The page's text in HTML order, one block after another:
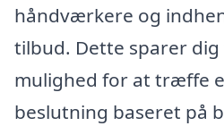
håndværkere og
tilbud. Dette sparer
mulighed for at træffe
beslutning baseret på